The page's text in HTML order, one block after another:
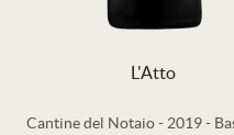
L'Atto
Cantine del Notaio - 2019-